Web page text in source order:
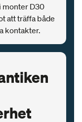
monter D30
att träffa både
kontakter.